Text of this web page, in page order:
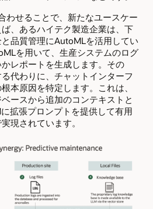
わせることで、新たなユースケー
、あるハイテク製造企業は、下
品質管理にAutoMLを活用してい
を用いて、生産システムのログ
レポートを生成します。その
代わりに、チャットインターフ
本原因を特定します。これは、
ースから追​​加のコンテキストと
拡張プロンプトを提供して有用
現されています。